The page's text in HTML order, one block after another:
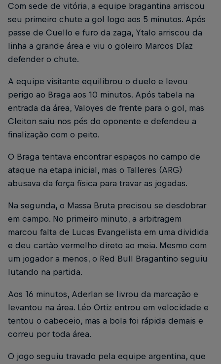
Com sede de vitória, a equipe bragantina arriscou
seu primeiro chute a gol logo aos 5 minutos. Após
passe de Cuello e furo da zaga, Ytalo arriscou da
linha a grande área e viu o goleiro Marcos Díaz
defender o chute.
A equipe visitante equilibrou o duelo e levou
perigo ao Braga aos 10 minutos. Após tabela na
entrada da área, Valoyes de frente para o gol, mas
Cleiton saiu nos pés do oponente e defendeu a
finalização com o peito.
O Braga tentava encontrar espaços no campo de
ataque na etapa inicial, mas o Talleres (ARG)
abusava da força física para travar as jogadas.
Na segunda, o Massa Bruta precisou se desdobrar
em campo. No primeiro minuto, a arbitragem
marcou falta de Lucas Evangelista em uma dividida
e deu cartão vermelho direto ao meia. Mesmo com
um jogador a menos, o Red Bull Bragantino seguiu
lutando na partida.
Aos 16 minutos, Aderlan se livrou da marcação e
levantou na área. Léo Ortiz entrou em velocidade e
tentou o cabeceio, mas a bola foi rápida demais e
correu por toda área.
O jogo seguiu travado pela equipe argentina, que